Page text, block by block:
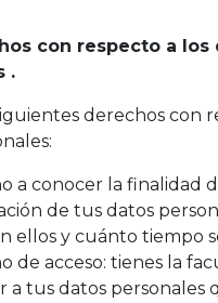
con respecto a los
.
derechos con
a conocer la finalidad
de tus datos
ellos y cuánto tiempo
de acceso: tienes la
a tus datos personales